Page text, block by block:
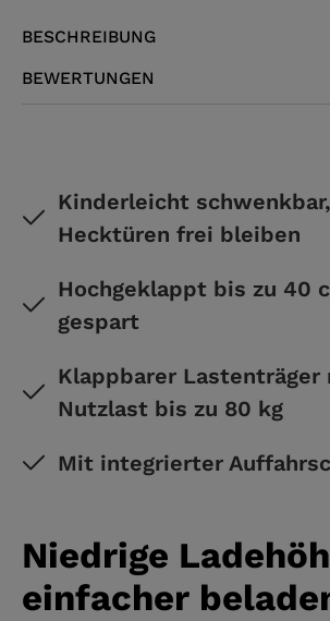
BESCHREIBUNG
BEWERTUNGEN
Kinderleicht
Hecktüren frei bleiben
Hochgeklappt bis zu 40
gespart
Klappbarer
Nutzlast bis zu 80 kg
Mit integrierter
Niedrige
einfacher